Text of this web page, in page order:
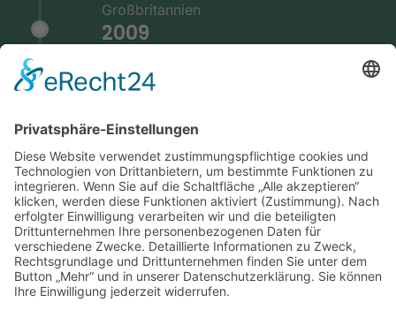
Großbritannien
2009
GPS und Telematiksystemen
Ausbau der Kapazität des
Flaschengaslagers für Propangas und
Technische Gase
2014
Umzug innerhalb Heusenstamms in
unsere neuen Räumlichkeiten an der
Martinseestraße 1
2015